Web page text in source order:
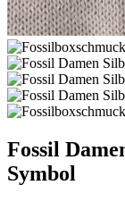
Fossil
Symbol